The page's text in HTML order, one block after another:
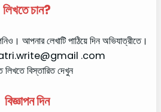
লিখতে চান?
আপনার লেখাটি পাঠিয়ে দিন অভিযাত্রীতে।
.com
লিখতে বিস্তারিত দেখুন
বিজ্ঞাপন দিন